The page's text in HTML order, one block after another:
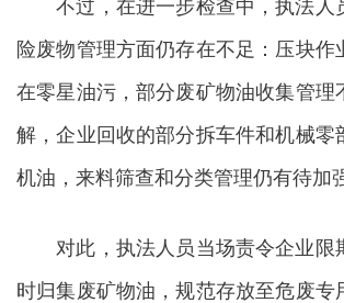
不过，在进一步检查中，执法人
险废物管理方面仍存在不足：压块作
在零星油污，部分废矿物油收集管理
解，企业回收的部分拆车件和机械零
机油，来料筛查和分类管理仍有待加
对此，执法人员当场责令企业限
时归集废矿物油，规范存放至危废专